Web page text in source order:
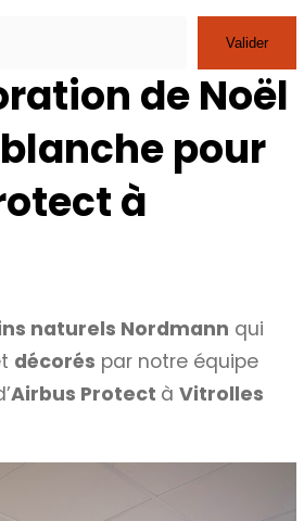
Valider
de Noël
pour
à
naturels Nordmann qui
décorés par notre équipe
Airbus Protect àVitrolles